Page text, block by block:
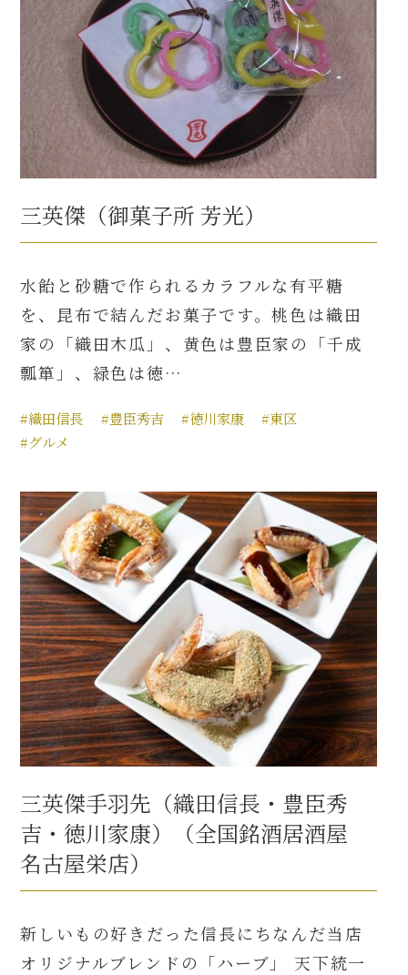
三英傑（御菓子所 芳光）
水飴と砂糖で作られるカラフルな有平糖
を、昆布で結んだお菓子です。桃色は織田
家の「織田木瓜」、黄色は豊臣家の「千成
瓢箪」、緑色は徳…
#織田信長 #豊臣秀吉 #徳川家康
#東区
#グルメ
三英傑手羽先（織田信長・豊臣秀
吉・徳川家康）（全国銘酒居酒屋
名古屋栄店）
新しいもの好きだった信長にちなんだ当店
オリジナルブレンドの「ハーブ」 天下統一